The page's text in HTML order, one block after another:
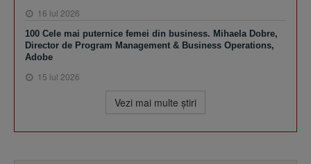
16 iul 2026
100 Cele mai puternice femei din business. Mihaela Dobre,
Director de Program Management & Business Operations,
Adobe
15 iul 2026
Vezi mai multe ştiri